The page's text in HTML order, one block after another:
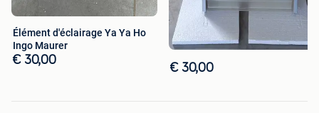
Élément d'éclairage Ya Ya Ho
Ingo Maurer
€ 30,00
€ 30,00